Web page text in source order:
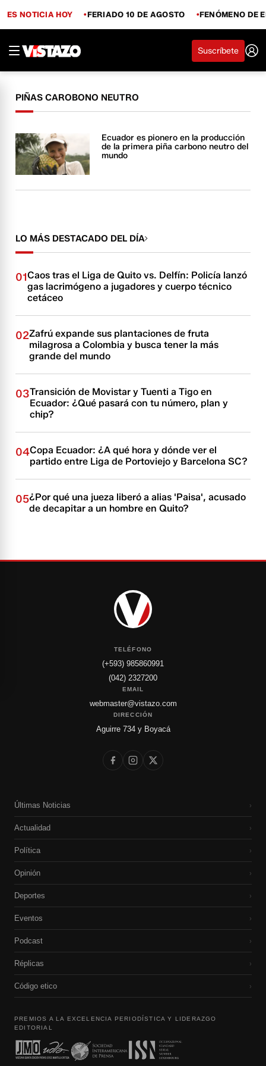
ES NOTICIA HOY FERIADO 10 DE AGOSTO FENÓMENO DE
Suscríbete
PIÑAS CAROBONO NEUTRO
Ecuador es pionero en la producción
de la primera piña carbono neutro del
mundo
LO MÁS DESTACADO DEL DÍA
01Caos tras el Liga de Quito vs. Delfín: Policía lanzó
gas lacrimógeno a jugadores y cuerpo técnico
cetáceo
02Zafrú expande sus plantaciones de fruta
milagrosa a Colombia y busca tener la más
grande del mundo
03Transición de Movistar y Tuenti a Tigo en
Ecuador: ¿Qué pasará con tu número, plan y
chip?
04Copa Ecuador: ¿A qué hora y dónde ver el
partido entre Liga de Portoviejo y Barcelona SC?
05¿Por qué una jueza liberó a alias 'Paisa', acusado
de decapitar a un hombre en Quito?
TELÉFONO
(+593) 985860991
(042) 2327200
EMAIL
webmaster@vistazo.com
DIRECCIÓN
Aguirre 734 y Boyacá
Últimas Noticias ›
Actualidad ›
Política ›
Opinión ›
Deportes ›
Eventos ›
Podcast ›
Réplicas ›
Código etico ›
PREMIOS A LA EXCELENCIA PERIODÍSTICA Y LIDERAZGO
EDITORIAL